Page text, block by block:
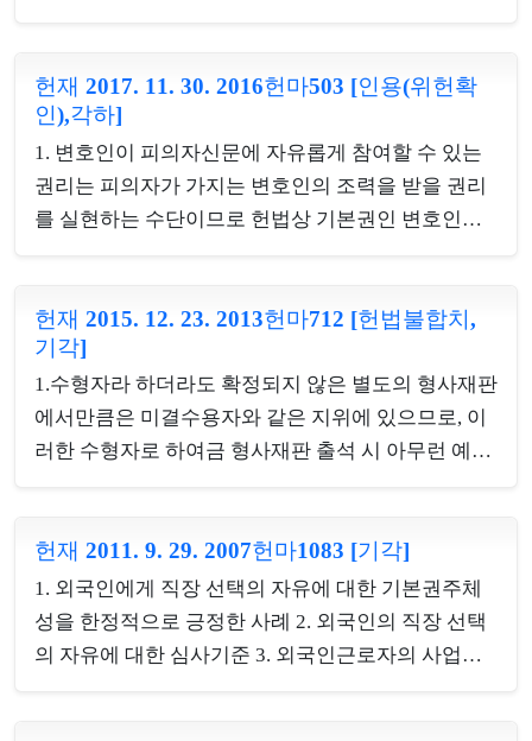
건을 환송받은 법원은 그 사건을 재판함에 있어서 상
고법원이 파기이유로 한 사실상 및 법률상의 판단에
대하여 환송 후의 심리과정에서 새로운 증거가 제시
되어 기속적 판...
로 강제하는 측면이 존재하며, 응하지 않을 경우 직접
적인 징벌 등의 제재는 없다고 하여도 불리한 처우를
받을 수 있다는 심리적 압박이 존재하리라는 것을 충
분이 예상할 수 있는 점에 비추어, 권력적 사실행위로
서 헌법재판소법 제68조 제1항의 공권력의 행사에
기적인 소변채취는 현재 및 앞으로 계속하여 반복적
으로 행하여질 것이므로, 헌법적으로 그 해명이 중대
한 의미...
헌재 2017. 11. 30. 2016헌마503 [인용(위헌확
인),각하]
1. 변호인이 피의자신문에 자유롭게 참여할 수 있는
권리는 피의자가 가지는 변호인의 조력을 받을 권리
를 실현하는 수단이므로 헌법상 기본권인 변호인의
앉는 경우보다 수사를 방해할 가능성이 높아진다거
나 수사기밀을 유출할 가능성이 높아진다고 볼 수 없
으므로, 이 사건 후방착석요구행위의 목적의 정당성
과 수단의 적절성을 인정할 수 없다. 이 사건 후방착
석요구행위로 인하여 위축된 피의자가 변호인에게
태를 즉각적으로 파악하거나 수사기관이 피의자에게
제시한 서류 등의 내용을 정확하게 파악하기 어려우
므로, 이 사건 후방착...
헌재 2015. 12. 23. 2013헌마712 [헌법불합치,
기각]
1.수형자라 하더라도 확정되지 않은 별도의 형사재판
에서만큼은 미결수용자와 같은 지위에 있으므로, 이
러한 수형자로 하여금 형사재판 출석 시 아무런 예외
록 하는 것은 재판부나 검사 등 소송관계자들에게 유
죄의 선입견을 줄 수 있고, 이미 수형자의 지위로 인
해 크게 위축된 피고인의 방어권을 필요 이상으로 제
약하는 것이다. 또한 형사재판에 피고인으로 출석하
헌재 2011. 9. 29. 2007헌마1083 [기각]
1. 외국인에게 직장 선택의 자유에 대한 기본권주체
성을 한정적으로 긍정한 사례 2. 외국인의 직장 선택
의 자유에 대한 심사기준 3. 외국인근로자의 사업장